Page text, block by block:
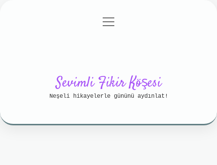
Gizlilik Politikası
menüyü
Sevimli Fikir Köşesi
Neşeli hikayelerle gününü aydınlat!